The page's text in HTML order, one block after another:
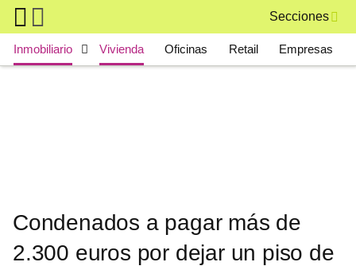
Skip to main content
Secciones
Main navigation
Inmobiliario Vivienda Oficinas Retail Empresas
Condenados a pagar más de
2.300 euros por dejar un piso de